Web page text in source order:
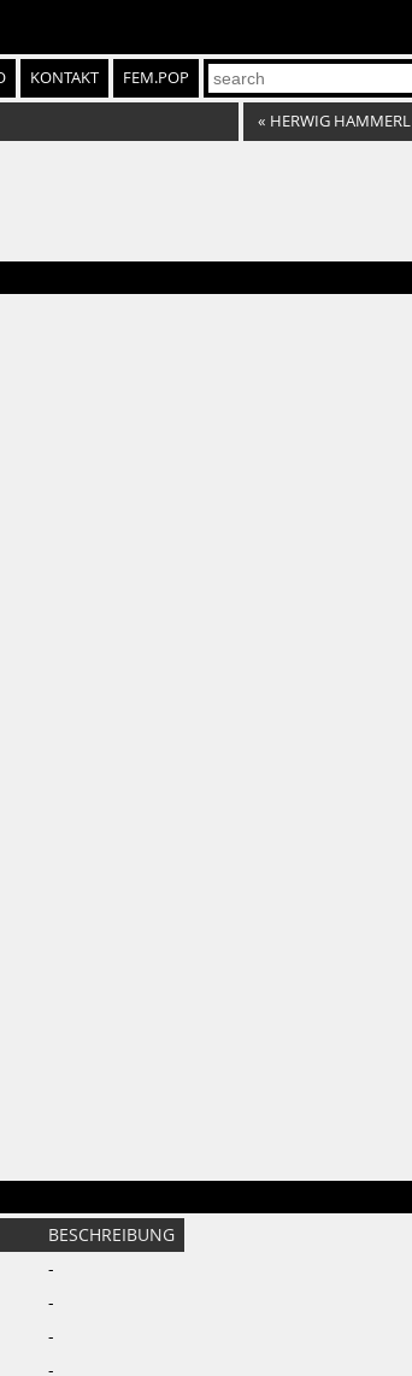
KONTAKT FEM.POP
« HERWIG HAMMERL
BESCHREIBUNG
-
-
-
-